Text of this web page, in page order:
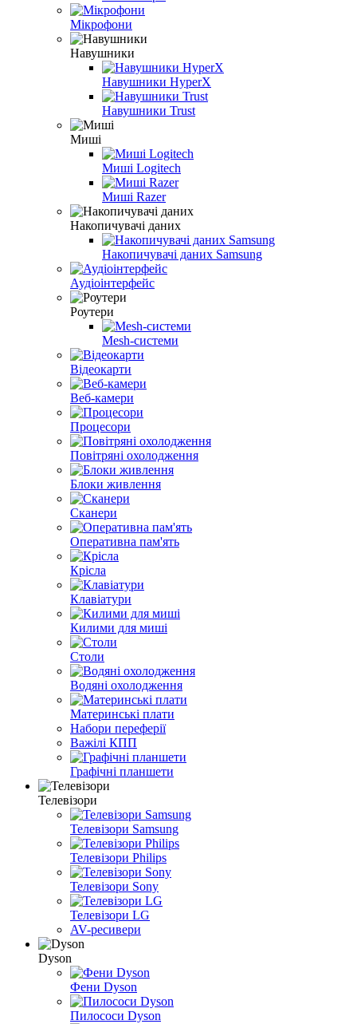
Мікрофони
Навушники
Навушники HyperX
Навушники Trust
Миші
Миші Logitech
Миші Razer
Накопичувачі даних
Накопичувачі даних Samsung
Аудіоінтерфейс
Роутери
Mesh-системи
Відеокарти
Веб-камери
Процесори
Повітряні охолодження
Блоки живлення
Сканери
Оперативна пам'ять
Крісла
Клавіатури
Килими для миші
Столи
Водяні охолодження
Материнські плати
Набори переферії
Важілі КПП
Графічні планшети
Телевізори
Телевізори Samsung
Телевізори Philips
Телевізори Sony
Телевізори LG
AV-ресивери
Dyson
Фени Dyson
Пилососи Dyson